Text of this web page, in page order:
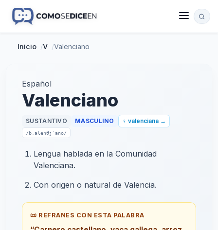
Inicio /V /Valenciano
Español
Valenciano
SUSTANTIVO MASCULINO ♀ valenciana →
/bˌalenθjˈano/
Lengua hablada en la Comunidad
Valenciana.
Con origen o natural de Valencia.
📜 REFRANES CON ESTA PALABRA